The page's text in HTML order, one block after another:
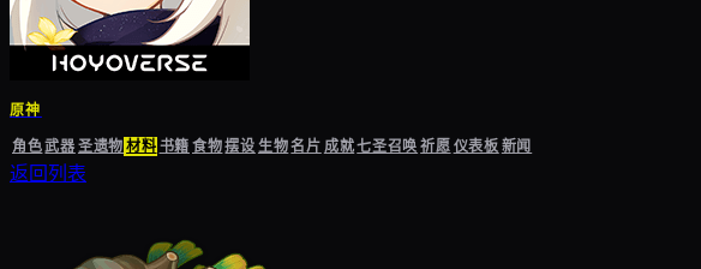
原神
角色武器圣遗物材料书籍食物摆设生物名片成就七圣召唤祈愿仪表板新闻
返回列表